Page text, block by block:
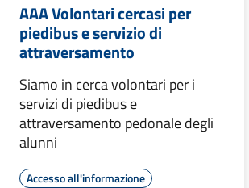
AAA Volontari cercasi per
piedibus e servizio di
attraversamento
Siamo in cerca volontari per i
servizi di piedibus e
attraversamento pedonale degli
alunni
Accesso all'informazione